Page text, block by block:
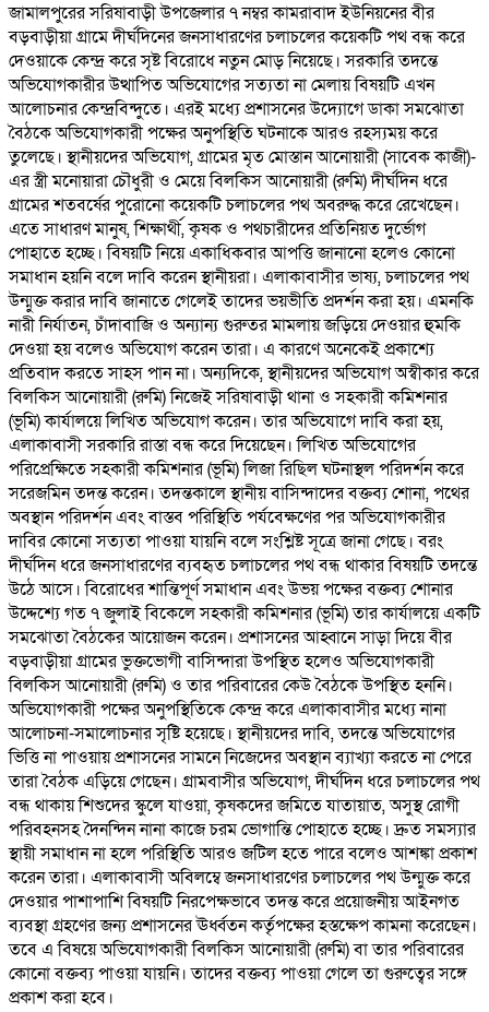
জামালপুরের সরিষাবাড়ী উপজেলার ৭ নম্বর কামরাবাদ ইউনিয়নের বীর
বড়বাড়ীয়া গ্রামে দীর্ঘদিনের জনসাধারণের চলাচলের কয়েকটি পথ বন্ধ করে
দেওয়াকে কেন্দ্র করে সৃষ্ট বিরোধে নতুন মোড় নিয়েছে। সরকারি তদন্তে
অভিযোগকারীর উত্থাপিত অভিযোগের সত্যতা না মেলায় বিষয়টি এখন
আলোচনার কেন্দ্রবিন্দুতে। এরই মধ্যে প্রশাসনের উদ্যোগে ডাকা সমঝোতা
বৈঠকে অভিযোগকারী পক্ষের অনুপস্থিতি ঘটনাকে আরও রহস্যময় করে
তুলেছে। স্থানীয়দের অভিযোগ, গ্রামের মৃত মোস্তান আনোয়ারী (সাবেক কাজী)-
এর স্ত্রী মনোয়ারা চৌধুরী ও মেয়ে বিলকিস আনোয়ারী (রুমি) দীর্ঘদিন ধরে
গ্রামের শতবর্ষের পুরোনো কয়েকটি চলাচলের পথ অবরুদ্ধ করে রেখেছেন।
এতে সাধারণ মানুষ, শিক্ষার্থী, কৃষক ও পথচারীদের প্রতিনিয়ত দুর্ভোগ
পোহাতে হচ্ছে। বিষয়টি নিয়ে একাধিকবার আপত্তি জানানো হলেও কোনো
সমাধান হয়নি বলে দাবি করেন স্থানীয়রা। এলাকাবাসীর ভাষ্য, চলাচলের পথ
উন্মুক্ত করার দাবি জানাতে গেলেই তাদের ভয়ভীতি প্রদর্শন করা হয়। এমনকি
নারী নির্যাতন, চাঁদাবাজি ও অন্যান্য গুরুতর মামলায় জড়িয়ে দেওয়ার হুমকি
দেওয়া হয় বলেও অভিযোগ করেন তারা। এ কারণে অনেকেই প্রকাশ্যে
প্রতিবাদ করতে সাহস পান না। অন্যদিকে, স্থানীয়দের অভিযোগ অস্বীকার করে
বিলকিস আনোয়ারী (রুমি) নিজেই সরিষাবাড়ী থানা ও সহকারী কমিশনার
(ভূমি) কার্যালয়ে লিখিত অভিযোগ করেন। তার অভিযোগে দাবি করা হয়,
এলাকাবাসী সরকারি রাস্তা বন্ধ করে দিয়েছেন। লিখিত অভিযোগের
পরিপ্রেক্ষিতে সহকারী কমিশনার (ভূমি) লিজা রিছিল ঘটনাস্থল পরিদর্শন করে
সরেজমিন তদন্ত করেন। তদন্তকালে স্থানীয় বাসিন্দাদের বক্তব্য শোনা, পথের
অবস্থান পরিদর্শন এবং বাস্তব পরিস্থিতি পর্যবেক্ষণের পর অভিযোগকারীর
দাবির কোনো সত্যতা পাওয়া যায়নি বলে সংশ্লিষ্ট সূত্রে জানা গেছে। বরং
দীর্ঘদিন ধরে জনসাধারণের ব্যবহৃত চলাচলের পথ বন্ধ থাকার বিষয়টি তদন্তে
উঠে আসে। বিরোধের শান্তিপূর্ণ সমাধান এবং উভয় পক্ষের বক্তব্য শোনার
উদ্দেশ্যে গত ৭ জুলাই বিকেলে সহকারী কমিশনার (ভূমি) তার কার্যালয়ে একটি
সমঝোতা বৈঠকের আয়োজন করেন। প্রশাসনের আহ্বানে সাড়া দিয়ে বীর
বড়বাড়ীয়া গ্রামের ভুক্তভোগী বাসিন্দারা উপস্থিত হলেও অভিযোগকারী
বিলকিস আনোয়ারী (রুমি) ও তার পরিবারের কেউ বৈঠকে উপস্থিত হননি।
অভিযোগকারী পক্ষের অনুপস্থিতিকে কেন্দ্র করে এলাকাবাসীর মধ্যে নানা
আলোচনা-সমালোচনার সৃষ্টি হয়েছে। স্থানীয়দের দাবি, তদন্তে অভিযোগের
ভিত্তি না পাওয়ায় প্রশাসনের সামনে নিজেদের অবস্থান ব্যাখ্যা করতে না পেরে
তারা বৈঠক এড়িয়ে গেছেন। গ্রামবাসীর অভিযোগ, দীর্ঘদিন ধরে চলাচলের পথ
বন্ধ থাকায় শিশুদের স্কুলে যাওয়া, কৃষকদের জমিতে যাতায়াত, অসুস্থ রোগী
পরিবহনসহ দৈনন্দিন নানা কাজে চরম ভোগান্তি পোহাতে হচ্ছে। দ্রুত সমস্যার
স্থায়ী সমাধান না হলে পরিস্থিতি আরও জটিল হতে পারে বলেও আশঙ্কা প্রকাশ
করেন তারা। এলাকাবাসী অবিলম্বে জনসাধারণের চলাচলের পথ উন্মুক্ত করে
দেওয়ার পাশাপাশি বিষয়টি নিরপেক্ষভাবে তদন্ত করে প্রয়োজনীয় আইনগত
ব্যবস্থা গ্রহণের জন্য প্রশাসনের ঊর্ধ্বতন কর্তৃপক্ষের হস্তক্ষেপ কামনা করেছেন।
তবে এ বিষয়ে অভিযোগকারী বিলকিস আনোয়ারী (রুমি) বা তার পরিবারের
কোনো বক্তব্য পাওয়া যায়নি। তাদের বক্তব্য পাওয়া গেলে তা গুরুত্বের সঙ্গে
প্রকাশ করা হবে।